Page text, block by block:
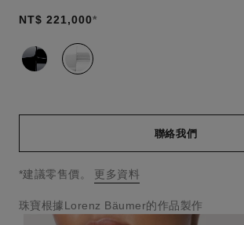
NT$ 221,000*
款式(2)
聯絡我們
↩
*建議零售價。 更多資料
珠寶根據Lorenz Bäumer的作品製作